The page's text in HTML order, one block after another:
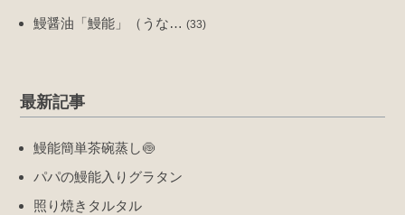
鰻醤油「鰻能」（うな…(33)
最新記事
鰻能簡単茶碗蒸し🍥
パパの鰻能入りグラタン
照り焼きタルタル